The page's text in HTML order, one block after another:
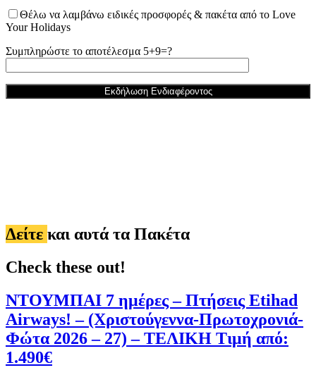
Θέλω να λαμβάνω ειδικές προσφορές & πακέτα από το Love
Your Holidays
Συμπληρώστε το αποτέλεσμα 5+9=?
Δείτε και αυτά τα Πακέτα
Check these out!
ΝΤΟΥΜΠΑΙ 7 ημέρες – Πτήσεις Etihad
Airways! – (Χριστούγεννα-Πρωτοχρονιά-
Φώτα 2026 – 27) – ΤΕΛΙΚΗ Τιμή από:
1.490€